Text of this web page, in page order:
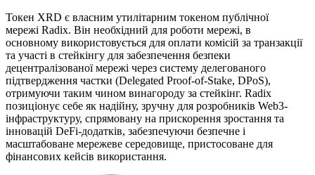
Токен XRD є власним утилітарним токеном публічної
мережі Radix. Він необхідний для роботи мережі, в
основному використовується для оплати комісій за транзакції
та участі в стейкінгу для забезпечення безпеки
децентралізованої мережі через систему делегованого
підтвердження частки (Delegated Proof-of-Stake, DPoS),
отримуючи таким чином винагороду за стейкінг. Radix
позиціонує себе як надійну, зручну для розробників Web3-
інфраструктуру, спрямовану на прискорення зростання та
інновацій DeFi-додатків, забезпечуючи безпечне і
масштабоване мережеве середовище, пристосоване для
фінансових кейсів використання.